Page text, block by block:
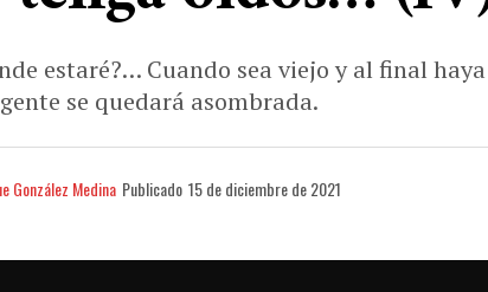
estaré?… Cuando sea viejo y al final
se quedará asombrada.
González Medina Publicado 15 de diciembre de 2021